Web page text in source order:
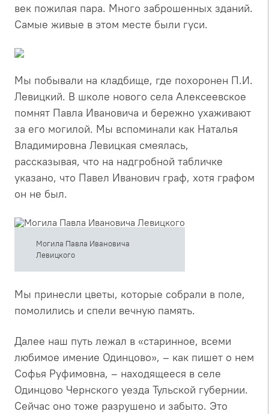
век пожилая пара. Много заброшенных зданий.
Самые живые в этом месте были гуси.
Мы побывали на кладбище, где похоронен П.И.
Левицкий. В школе нового села Алексеевское
помнят Павла Ивановича и бережно ухаживают
за его могилой. Мы вспоминали как Наталья
Владимировна Левицкая смеялась,
рассказывая, что на надгробной табличке
указано, что Павел Иванович граф, хотя графом
он не был.
Могила Павла Ивановича
Левицкого
Мы принесли цветы, которые собрали в поле,
помолились и спели вечную память.
Далее наш путь лежал в «старинное, всеми
любимое имение Одинцово», – как пишет о нем
Софья Руфимовна, – находящееся в селе
Одинцово Чернского уезда Тульской губернии.
Сейчас оно тоже разрушено и забыто. Это